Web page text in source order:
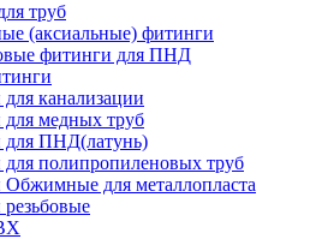
труб
(аксиальные) фитинги
фитинги для ПНД
канализации
медных труб
ПНД(латунь)
полипропиленовых труб
для металлопласта